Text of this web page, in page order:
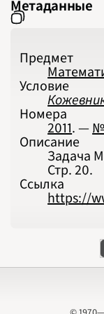
Метаданные
Предмет
Условие
Номера
2011. —№
Описание
Задача
Стр. 20.
Ссылка
https://